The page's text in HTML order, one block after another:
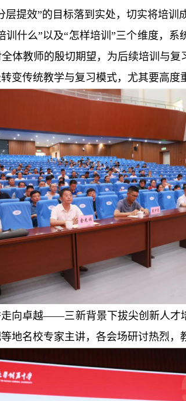
层提效”的目标落到实处，切实将培训
训什么”以及“怎样培训”三个维度，系
体教师的殷切期望，为后续培训与
变传统教学与复习模式，尤其要高度
向卓越——三新背景下拔尖创新人才
地名校专家主讲，各会场研讨热烈，